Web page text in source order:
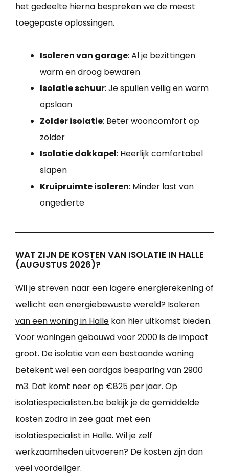
het gedeelte hierna bespreken we de meest
toegepaste oplossingen.
Isoleren van garage: Al je bezittingen
warm en droog bewaren
Isolatie schuur: Je spullen veilig en warm
opslaan
Zolder isolatie: Beter wooncomfort op
zolder
Isolatie dakkapel: Heerlijk comfortabel
slapen
Kruipruimte isoleren: Minder last van
ongedierte
WAT ZIJN DE KOSTEN VAN ISOLATIE IN HALLE
(AUGUSTUS 2026)?
Wil je streven naar een lagere energierekening of
wellicht een energiebewuste wereld? Isoleren
van een woning in Halle kan hier uitkomst bieden.
Voor woningen gebouwd voor 2000 is de impact
groot. De isolatie van een bestaande woning
betekent wel een aardgas besparing van 2900
m3. Dat komt neer op €825 per jaar. Op
isolatiespecialisten.be bekijk je de gemiddelde
kosten zodra in zee gaat met een
isolatiespecialist in Halle. Wil je zelf
werkzaamheden uitvoeren? De kosten zijn dan
veel voordeliger.